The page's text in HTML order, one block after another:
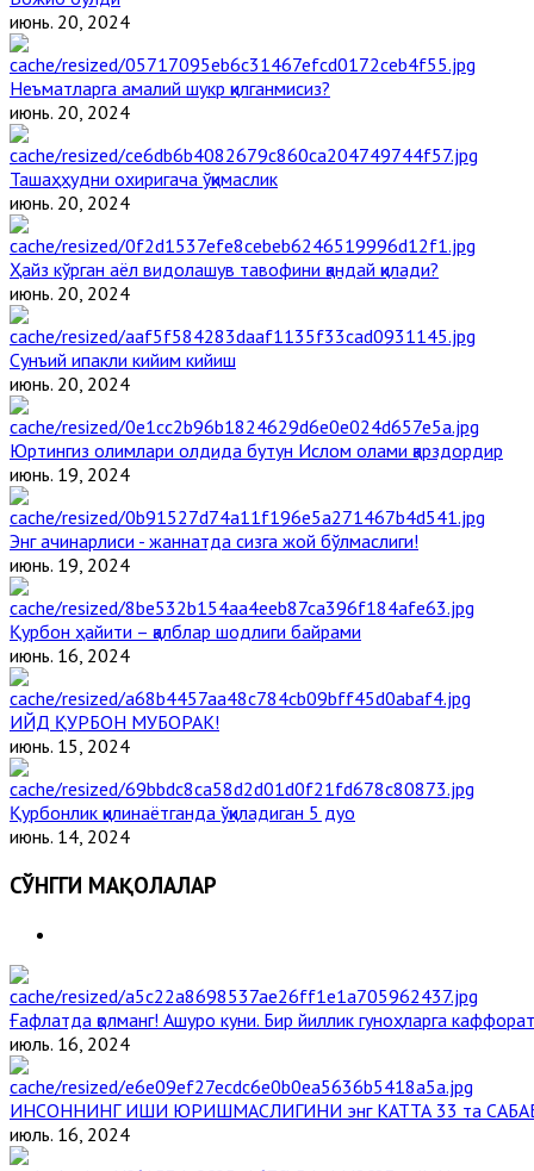
июнь. 20, 2024
Неъматларга амалий шукр қилганмисиз?
июнь. 20, 2024
Ташаҳҳудни охиригача ўқимаслик
июнь. 20, 2024
Ҳайз кўрган аёл видолашув тавофини қандай қилади?
июнь. 20, 2024
Сунъий ипакли кийим кийиш
июнь. 20, 2024
Юртингиз олимлари олдида бутун Ислом олами қарздордир
июнь. 19, 2024
Энг ачинарлиси - жаннатда сизга жой бўлмаслиги!
июнь. 19, 2024
Қурбон ҳайити – қалблар шодлиги байрами
июнь. 16, 2024
ИЙД ҚУРБОН МУБОРАК!
июнь. 15, 2024
Қурбонлик қилинаётганда ўқиладиган 5 дуо
июнь. 14, 2024
СЎНГГИ МАҚОЛАЛАР
Ғафлатда қолманг! Ашуро куни. Бир йиллик гуноҳларга
июль. 16, 2024
ИНСОННИНГ ИШИ ЮРИШМАСЛИГИНИ энг КАТТА 33 та
июль. 16, 2024